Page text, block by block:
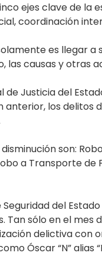
ejes clave de la
coordinación
es llegar
las causas y otras
de Justicia del
anterior, los
son:
a Transporte de
del
sólo en el mes
delictiva con
Óscar “N” alias